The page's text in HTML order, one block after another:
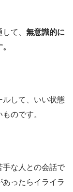
て、 無意識的に
ルして、いい状態
のです。
手な人との会話で
ったらイライラ